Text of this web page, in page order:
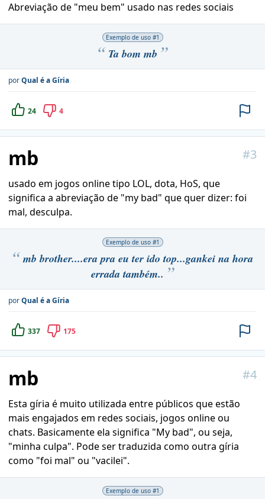
Abreviação de "meu bem" usado nas redes sociais
Exemplo de uso #1
Ta bom mb
porQual é a Gíria
24 4
#3
mb
usado em jogos online tipo LOL, dota, HoS, que
significa a abreviação de "my bad" que quer dizer: foi
mal, desculpa.
Exemplo de uso #1
mb brother....era pra eu ter ido top...gankei na hora
errada também..
porQual é a Gíria
337 175
#4
mb
Esta gíria é muito utilizada entre públicos que estão
mais engajados em redes sociais, jogos online ou
chats. Basicamente ela significa "My bad", ou seja,
"minha culpa". Pode ser traduzida como outra gíria
como "foi mal" ou "vacilei".
Exemplo de uso #1